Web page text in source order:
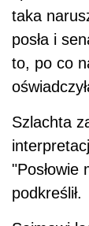
taka
posła i
to, po co
Szlachta
"Posłowie
podkreślił.